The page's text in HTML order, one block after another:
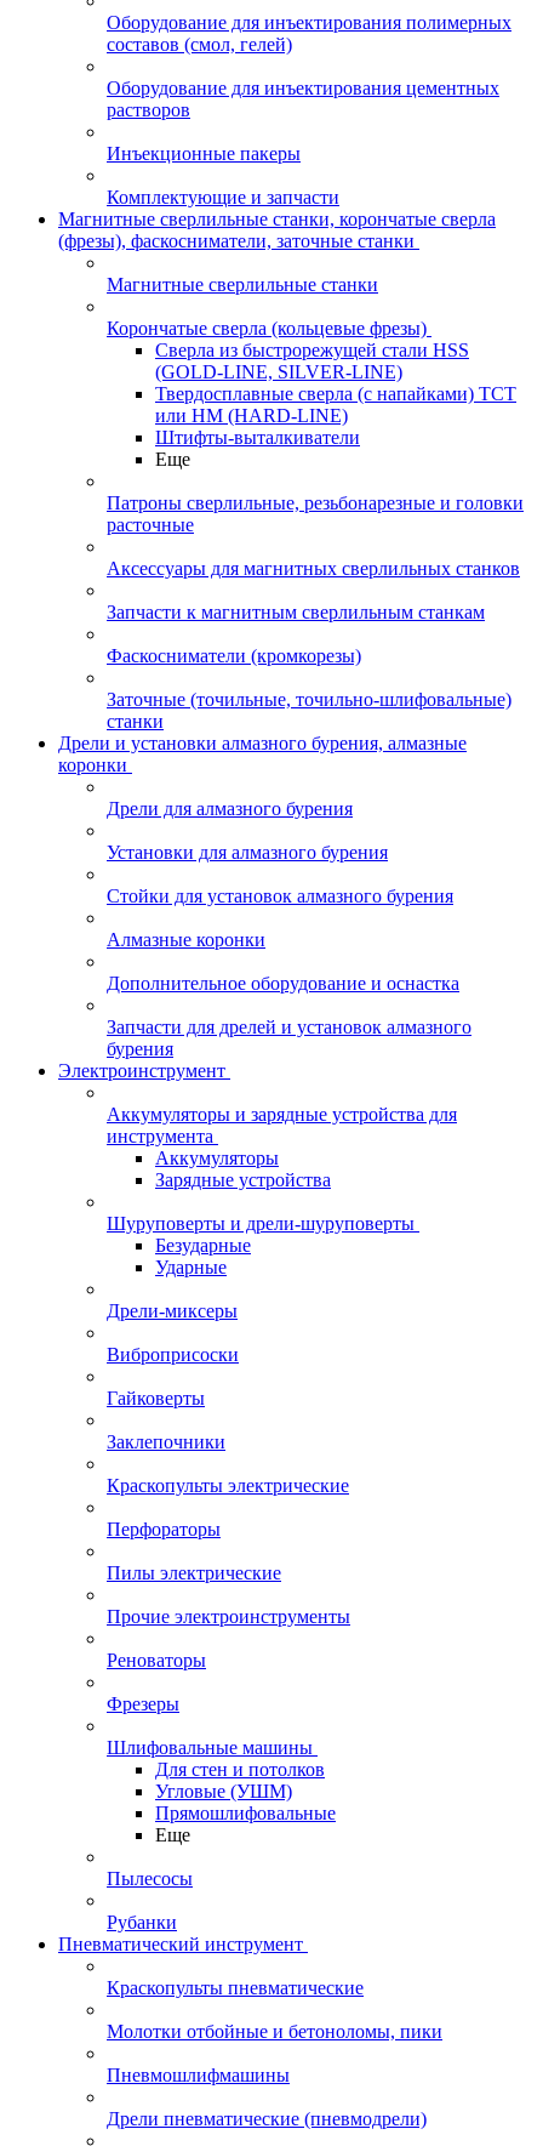
Оборудование для инъектирования полимерных
составов (смол, гелей)
Оборудование для инъектирования цементных
растворов
Инъекционные пакеры
Комплектующие и запчасти
Магнитные сверлильные станки, корончатые сверла
(фрезы), фаскосниматели, заточные станки
Магнитные сверлильные станки
Корончатые сверла (кольцевые фрезы)
Сверла из быстрорежущей стали HSS
(GOLD-LINE, SILVER-LINE)
Твердосплавные сверла (с напайками) ТСТ
или HM (HARD-LINE)
Штифты-выталкиватели
Еще
Патроны сверлильные, резьбонарезные и головки
расточные
Аксессуары для магнитных сверлильных станков
Запчасти к магнитным сверлильным станкам
Фаскосниматели (кромкорезы)
Заточные (точильные, точильно-шлифовальные)
станки
Дрели и установки алмазного бурения, алмазные
коронки
Дрели для алмазного бурения
Установки для алмазного бурения
Стойки для установок алмазного бурения
Алмазные коронки
Дополнительное оборудование и оснастка
Запчасти для дрелей и установок алмазного
бурения
Электроинструмент
Аккумуляторы и зарядные устройства для
инструмента
Аккумуляторы
Зарядные устройства
Шуруповерты и дрели-шуруповерты
Безударные
Ударные
Дрели-миксеры
Виброприсоски
Гайковерты
Заклепочники
Краскопульты электрические
Перфораторы
Пилы электрические
Прочие электроинструменты
Реноваторы
Фрезеры
Шлифовальные машины
Для стен и потолков
Угловые (УШМ)
Прямошлифовальные
Еще
Пылесосы
Рубанки
Пневматический инструмент
Краскопульты пневматические
Молотки отбойные и бетоноломы, пики
Пневмошлифмашины
Дрели пневматические (пневмодрели)